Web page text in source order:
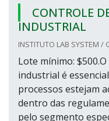
CONTROLE
INDUSTRIAL
INSTITUTO LAB SYSTEM /
Lote mínimo:
industrial é
processos estejam
dentro das
pelo segmento